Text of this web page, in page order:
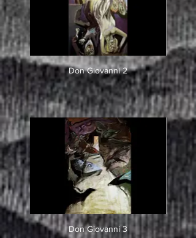
Don Giovanni 2
Don Giovanni 3